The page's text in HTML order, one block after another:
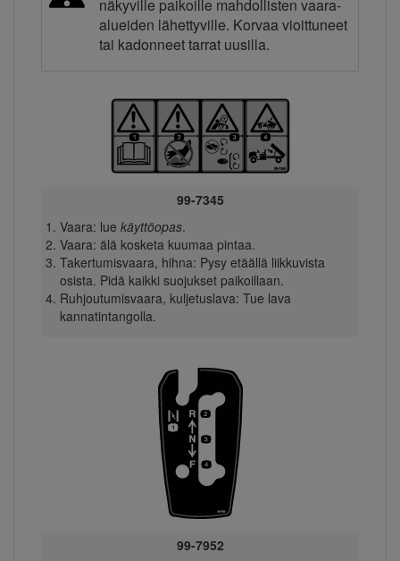
näkyville paikoille mahdollisten vaara-
alueiden lähettyville. Korvaa vioittuneet
tai kadonneet tarrat uusilla.
99-7345
Vaara: lue käyttöopas.
Vaara: älä kosketa kuumaa pintaa.
Takertumisvaara, hihna: Pysy etäällä liikkuvista
osista. Pidä kaikki suojukset paikoillaan.
Ruhjoutumisvaara, kuljetuslava: Tue lava
kannatintangolla.
99-7952